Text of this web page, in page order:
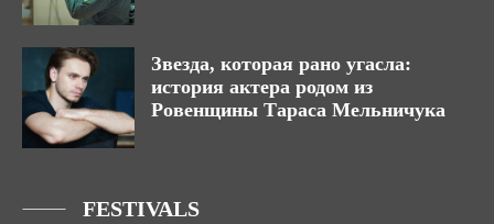
Звезда, которая рано угасла:
история актера родом из
Ровенщины Тараса Мельничука
FESTIVALS